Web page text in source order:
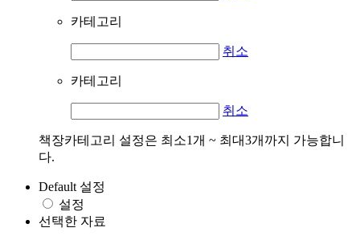
카테고리
취소
카테고리
취소
책장카테고리 설정은 최소1개 ~ 최대3개까지 가능합니
다.
Default 설정
설정
선택한 자료